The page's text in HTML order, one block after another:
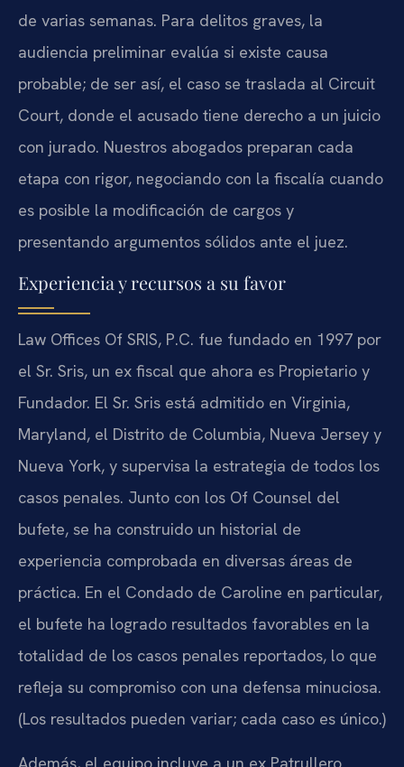
de varias semanas. Para delitos graves, la
audiencia preliminar evalúa si existe causa
probable; de ser así, el caso se traslada al Circuit
Court, donde el acusado tiene derecho a un juicio
con jurado. Nuestros abogados preparan cada
etapa con rigor, negociando con la fiscalía cuando
es posible la modificación de cargos y
presentando argumentos sólidos ante el juez.
Experiencia y recursos a su favor
Law Offices Of SRIS, P.C. fue fundado en 1997 por
el Sr. Sris, un ex fiscal que ahora es Propietario y
Fundador. El Sr. Sris está admitido en Virginia,
Maryland, el Distrito de Columbia, Nueva Jersey y
Nueva York, y supervisa la estrategia de todos los
casos penales. Junto con los Of Counsel del
bufete, se ha construido un historial de
experiencia comprobada en diversas áreas de
práctica. En el Condado de Caroline en particular,
el bufete ha logrado resultados favorables en la
totalidad de los casos penales reportados, lo que
refleja su compromiso con una defensa minuciosa.
(Los resultados pueden variar; cada caso es único.)